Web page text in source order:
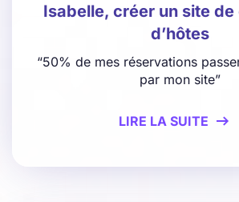
Isabelle, créer un site
d’hôtes
“50% de mes réservations
par mon site”
LIRE LA SUITE 